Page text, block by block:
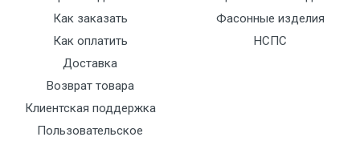
Как заказать
Как оплатить
Доставка
Возврат товара
Клиентская поддержка
Пользовательское
Фасонные изделия
НСПС